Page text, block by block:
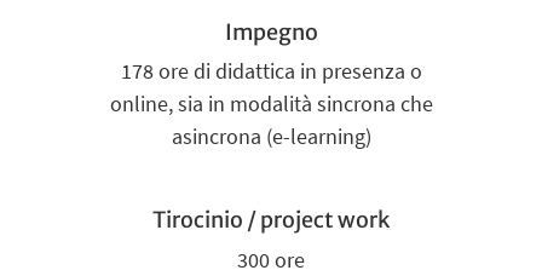
Impegno
178 ore di didattica in presenza o
online, sia in modalità sincrona che
asincrona (e-learning)
Tirocinio / project work
300 ore